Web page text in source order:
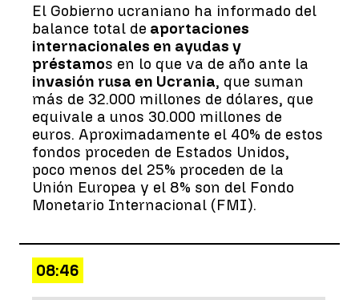
El Gobierno ucraniano ha informado del
balance total de aportaciones
internacionales en ayudas y
préstamos en lo que va de año ante la
invasión rusa en Ucrania, que suman
más de 32.000 millones de dólares, que
equivale a unos 30.000 millones de
euros. Aproximadamente el 40% de estos
fondos proceden de Estados Unidos,
poco menos del 25% proceden de la
Unión Europea y el 8% son del Fondo
Monetario Internacional (FMI).
08:46